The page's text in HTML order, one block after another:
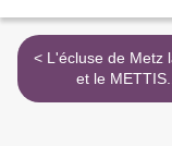
< L'écluse de Metz la neige
et le METTIS...